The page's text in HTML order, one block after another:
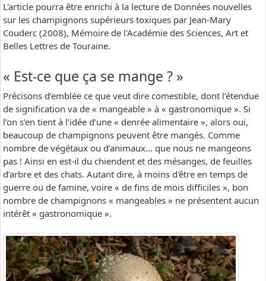
L'article pourra être enrichi à la lecture de Données nouvelles
sur les champignons supérieurs toxiques par Jean-Mary
Couderc (2008), Mémoire de l'Académie des Sciences, Art et
Belles Lettres de Touraine.
« Est-ce que ça se mange ? »
Précisons d’emblée ce que veut dire comestible, dont l’étendue
de signification va de « mangeable » à « gastronomique ». Si
l’on s’en tient à l’idée d’une « denrée alimentaire », alors oui,
beaucoup de champignons peuvent être mangés. Comme
nombre de végétaux ou d’animaux… que nous ne mangeons
pas ! Ainsi en est-il du chiendent et des mésanges, de feuilles
d’arbre et des chats. Autant dire, à moins d'être en temps de
guerre ou de famine, voire « de fins de mois difficiles », bon
nombre de champignons « mangeables » ne présentent aucun
intérêt « gastronomique ».